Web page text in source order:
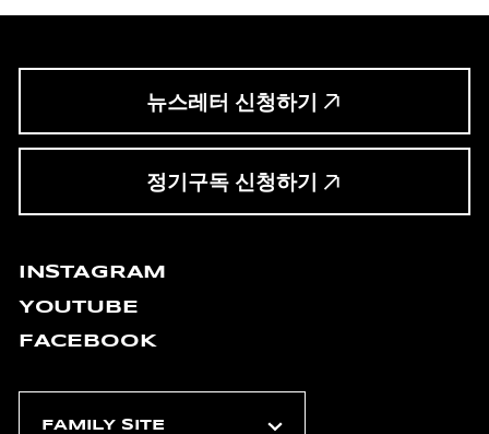
뉴스레터 신청하기
정기구독 신청하기
INSTAGRAM
YOUTUBE
FACEBOOK